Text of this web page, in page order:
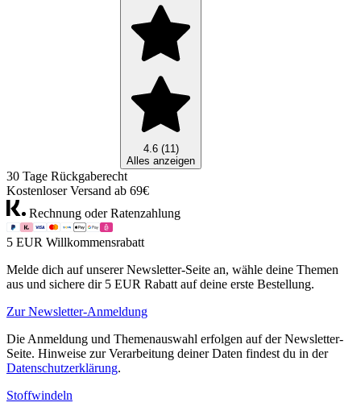
4.6 (11)
Alles anzeigen
30 Tage Rückgaberecht
Kostenloser Versand ab 69€
Rechnung oder Ratenzahlung
5 EUR Willkommensrabatt
Melde dich auf unserer Newsletter-Seite an, wähle deine Themen
aus und sichere dir 5 EUR Rabatt auf deine erste Bestellung.
Zur Newsletter-Anmeldung
Die Anmeldung und Themenauswahl erfolgen auf der Newsletter-
Seite. Hinweise zur Verarbeitung deiner Daten findest du in der
Datenschutzerklärung.
Stoffwindeln